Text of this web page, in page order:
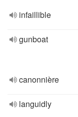
infaillible
gunboat
canonnière
languidly